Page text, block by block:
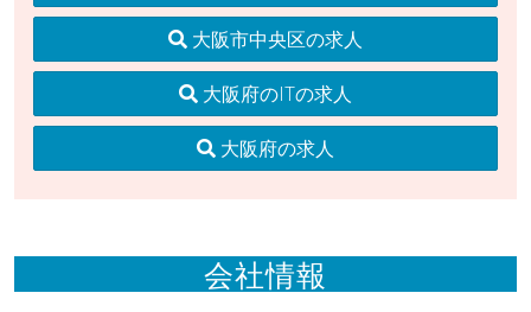
大阪市中央区の求人
大阪府のITの求人
大阪府の求人
会社情報